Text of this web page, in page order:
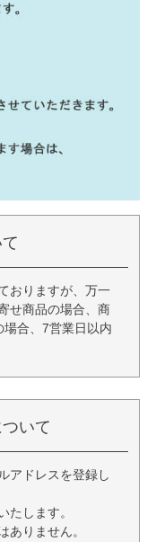
おりますが、万一
せ商品の場合、商
合、7営業日以内
いて
アドレスを登録し
たします。
ありません。